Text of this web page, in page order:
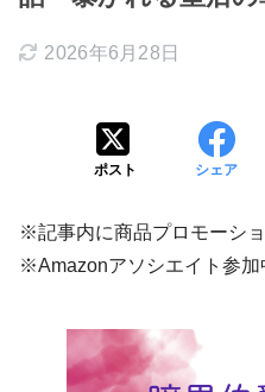
2026年6月28日
ポスト シェア
※記事内に商品プロモーシ
※Amazonアソシエイト参加